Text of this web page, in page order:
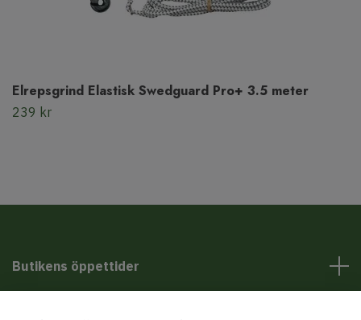
Elrepsgrind Elastisk Swedguard Pro+ 3.5 meter
239 kr
Butikens öppettider